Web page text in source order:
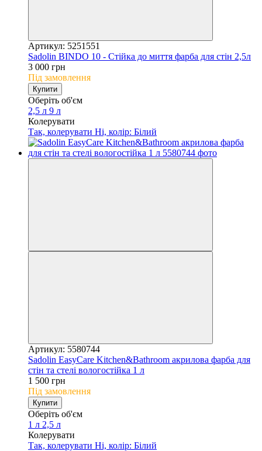
Артикул: 5251551
Sadolin BINDO 10 - Стійка до миття фарба для стін 2,5л
3 000 грн
Під замовлення
Купити
Оберіть об'єм
2,5 л 9 л
Колерувати
Так, колерувати Ні, колір: Білий
Артикул: 5580744
Sadolin EasyCare Kitchen&Bathroom акрилова фарба для
стін та стелі вологостійка 1 л
1 500 грн
Під замовлення
Купити
Оберіть об'єм
1 л 2,5 л
Колерувати
Так, колерувати Ні, колір: Білий